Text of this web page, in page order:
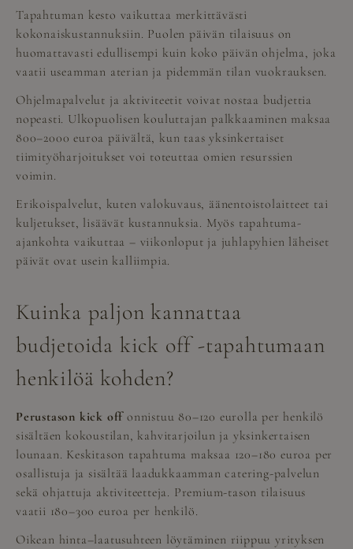
Tapahtuman kesto vaikuttaa merkittävästi
kokonaiskustannuksiin. Puolen päivän tilaisuus on
huomattavasti edullisempi kuin koko päivän ohjelma, joka
vaatii useamman aterian ja pidemmän tilan vuokrauksen.
Ohjelmapalvelut ja aktiviteetit voivat nostaa budjettia
nopeasti. Ulkopuolisen kouluttajan palkkaaminen maksaa
800–2000 euroa päivältä, kun taas yksinkertaiset
tiimityöharjoitukset voi toteuttaa omien resurssien
voimin.
Erikoispalvelut, kuten valokuvaus, äänentoistolaitteet tai
kuljetukset, lisäävät kustannuksia. Myös tapahtuma-
ajankohta vaikuttaa – viikonloput ja juhlapyhien läheiset
päivät ovat usein kalliimpia.
Kuinka paljon kannattaa
budjetoida kick off -tapahtumaan
henkilöä kohden?
Perustason kick offonnistuu 80–120 eurolla per henkilö
sisältäen kokoustilan, kahvitarjoilun ja yksinkertaisen
lounaan. Keskitason tapahtuma maksaa 120–180 euroa per
osallistuja ja sisältää laadukkaamman catering-palvelun
sekä ohjattuja aktiviteetteja. Premium-tason tilaisuus
vaatii 180–300 euroa per henkilö.
Oikean hinta–laatusuhteen löytäminen riippuu yrityksen